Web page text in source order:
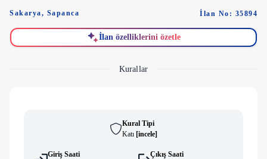
Sakarya, Sapanca İlan No: 35894
İlan özelliklerini özetle
Kurallar
Kural Tipi
Katı [i̇ncele]
Giriş Saati
Çıkış Saati